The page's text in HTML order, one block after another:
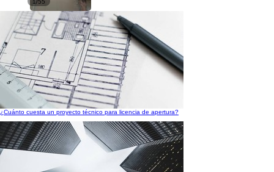
1/55
¿Cuánto cuesta un proyecto técnico para licencia de apertura?